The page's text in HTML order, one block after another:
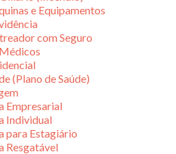
e Equipamentos
com Seguro
(Plano de Saúde)
Empresarial
Individual
para Estagiário
Resgatável